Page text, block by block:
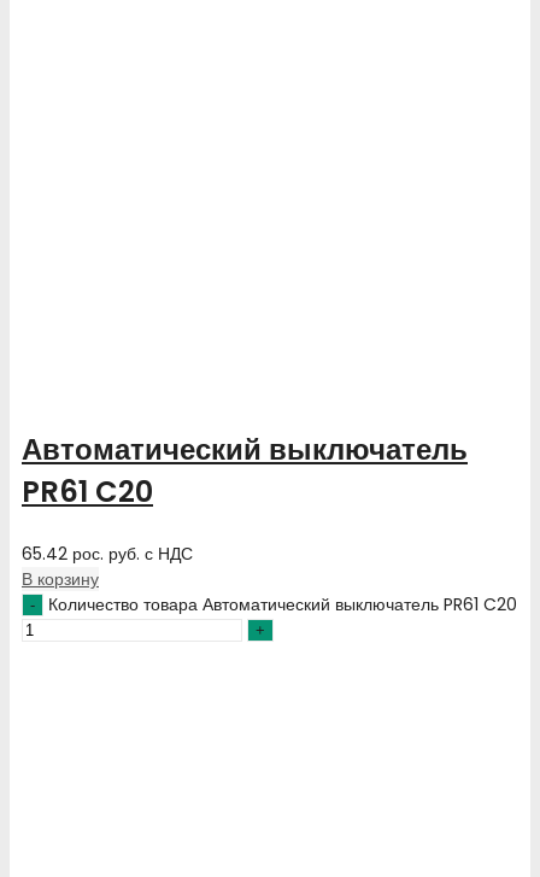
Автоматический выключатель
PR61 C20
65.42 рос. руб. с НДС
В корзину
Количество товара Автоматический выключатель PR61 C20